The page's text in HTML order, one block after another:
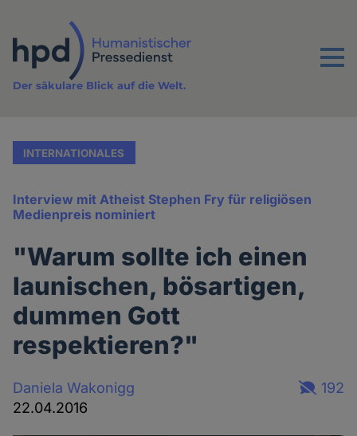
Inhalt
Menu
Der säkulare Blick auf die Welt.
INTERNATIONALES
Interview mit Atheist Stephen Fry für religiösen
Medienpreis nominiert
"Warum sollte ich einen
launischen, bösartigen,
dummen Gott
respektieren?"
Daniela Wakonigg
22.04.2016
192